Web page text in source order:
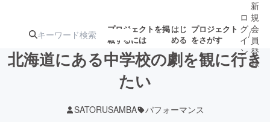
プロジェクトを掲
載するには
はじ
める
プロジェクト
をさがす
ターン
ジェクト
ロジェクト
ロ
グ
イ
ン
/
新
規
会
員
登
録
北海道にある中学校の劇を観に行き
たい
SATORUSAMBA パフォーマンス